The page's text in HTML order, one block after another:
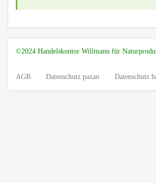
©2024 Handelskontor Willmann für
AGB Datenschutz paxan Datenschutz